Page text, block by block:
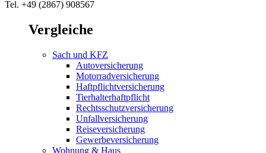
Tel. +49 (2867) 908567
Vergleiche
Sach und KFZ
Autoversicherung
Motorradversicherung
Haftpflichtversicherung
Tierhalterhaftpflicht
Rechtsschutzversicherung
Unfallversicherung
Reiseversicherung
Gewerbeversicherung
Wohnung & Haus